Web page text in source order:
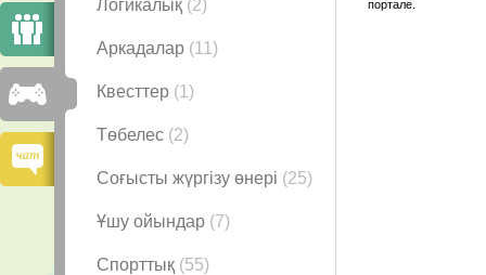
Логикалық (2)
Аркадалар (11)
Квесттер (1)
Төбелес (2)
Соғысты жүргізу өнері (25)
Ұшу ойындар (7)
Спорттық (55)
портале.